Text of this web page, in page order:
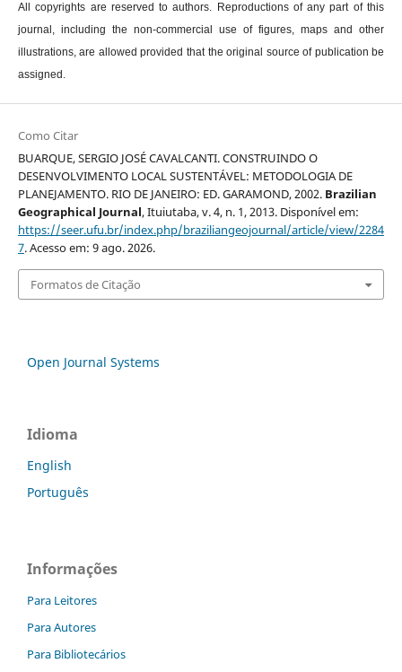
All copyrights are reserved to authors. Reproductions of any part of this
journal, including the non-commercial use of figures, maps and other
illustrations, are allowed provided that the original source of publication be
assigned.
Como Citar
BUARQUE, SERGIO JOSÉ CAVALCANTI. CONSTRUINDO O
DESENVOLVIMENTO LOCAL SUSTENTÁVEL: METODOLOGIA DE
PLANEJAMENTO. RIO DE JANEIRO: ED. GARAMOND, 2002. Brazilian
Geographical Journal, Ituiutaba, v. 4, n. 1, 2013. Disponível em:
https://seer.ufu.br/index.php/braziliangeojournal/article/view/2284
7. Acesso em: 9 ago. 2026.
Formatos de Citação
Open Journal Systems
Idioma
English
Português
Informações
Para Leitores
Para Autores
Para Bibliotecários